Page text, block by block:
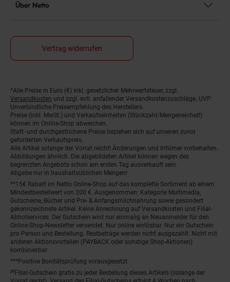
Über Netto
Vertrag widerrufen
Fußnoten
*Alle Preise in Euro (€) inkl. gesetzlicher Mehrwertsteuer, zzgl.
Versandkosten und zzgl. evtl. anfallender Versandkostenzuschläge. UVP:
Unverbindliche Preisempfehlung des Herstellers.
Preise (inkl. MwSt.) und Verkaufseinheiten (Stückzahl/Mengeneinheit)
können im Online-Shop abweichen.
Statt- und durchgestrichene Preise beziehen sich auf unseren zuvor
geforderten Verkaufspreis.
Alle Artikel solange der Vorrat reicht! Änderungen und Irrtümer vorbehalten.
Abbildungen ähnlich. Die abgebildeten Artikel können wegen des
begrenzten Angebots schon am ersten Tag ausverkauft sein.
Abgabe nur in haushaltsüblichen Mengen!
**15€ Rabatt im Netto Online-Shop auf das komplette Sortiment ab einem
Mindestbestellwert von 200 €. Ausgenommen: Kategorie Multimedia,
Gutscheine, Bücher und Pre- & Anfangsmilchnahrung sowie gesondert
gekennzeichnete Artikel. Keine Anrechnung auf Versandkosten und Filial-
Abholservices. Der Gutschein wird nur einmalig an Neuanmelder für den
Online-Shop-Newsletter versendet. Nur online einlösbar. Nur ein Gutschein
pro Person und Bestellung. Restbeträge werden nicht ausgezahlt. Nicht mit
anderen Aktionsvorteilen (PAYBACK oder sonstige Shop-Aktionen)
kombinierbar.
***Positive Bonitätsprüfung vorausgesetzt
²⁰Filial-Gutschein gratis zu jeder Bestellung dieses Artikels (solange der